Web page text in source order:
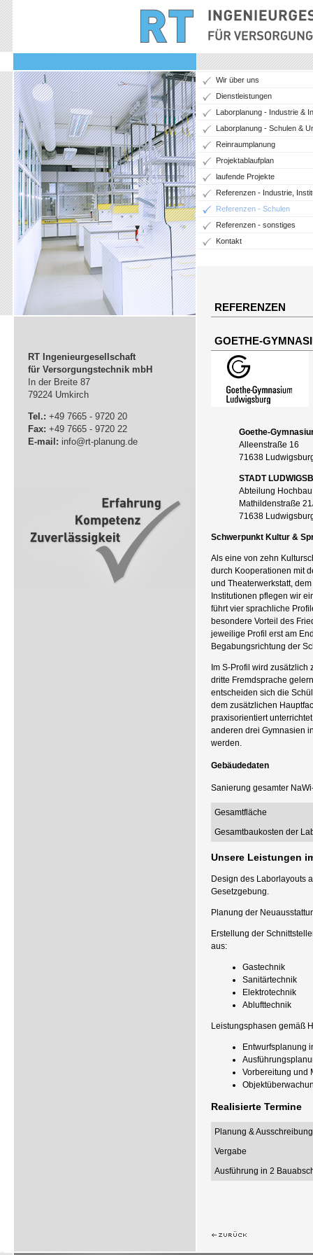
RT Ingenieurgesellschaft
für Versorgungstechnik mbH
In der Breite 87
79224 Umkirch
Tel.: +49 7665 - 9720 20
Fax: +49 7665 - 9720 22
E-mail: info@rt-planung.de
Wir über uns
Dienstleistungen
Laborplanung - Industrie &
Laborplanung - Schulen &
Reinraumplanung
Projektablaufplan
laufende Projekte
Referenzen - Industrie,
Referenzen - Schulen
Referenzen - sonstiges
Kontakt
REFERENZEN
GOETHE-
Goethe-
Alleenstraße 16
71638
STADT
Abteilung Hochbau
Mathildenstraße
71638
Schwerpunkt Kultur &
Als eine von zehn
durch Kooperationen mit
und Theaterwerkstatt,
Institutionen pflegen wir
führt vier sprachliche
besondere Vorteil des
jeweilige Profil erst am
Begabungsrichtung der
Im S-Profil wird
dritte Fremdsprache
entscheiden sich die
dem zusätzlichen
praxisorientiert
anderen drei Gymnasien
werden.
Gebäudedaten
Sanierung gesamter
Gesamtfläche
Gesamtbaukosten der
Unsere Leistungen
Design des Laborlayouts
Gesetzgebung.
Planung der
Erstellung der
aus:
Gastechnik
Sanitärtechnik
Elektrotechnik
Ablufttechnik
Leistungsphasen gemäß
Entwurfsplanung
Vorbereitung und
Realisierte Termine
Planung & Ausschreibung
Vergabe
Ausführung in 2